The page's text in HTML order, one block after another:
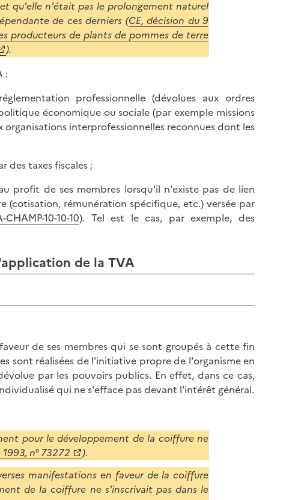
qu'elle n'était pas le prolongement naturel
de ces derniers (CE, décision du 9
producteurs de plants de pommes de terre
).
:
professionnelle (dévolues aux ordres
économique ou sociale (par exemple missions
interprofessionnelles reconnues dont les
des taxes fiscales ;
profit de ses membres lorsqu'il n'existe pas de lien
rémunération spécifique, etc.) versée par
CHAMP-10-10-10). Tel est le cas, par exemple, des
de la TVA
de ses membres qui se sont groupés à cette fin
sont réalisées de l'initiative propre de l'organisme en
par les pouvoirs publics. En effet, dans ce cas,
qui ne s'efface pas devant l'intérêt général.
pour le développement de la coiffure ne
n° 73272
).
manifestations en faveur de la coiffure
de la coiffure ne s'inscrivait pas dans le